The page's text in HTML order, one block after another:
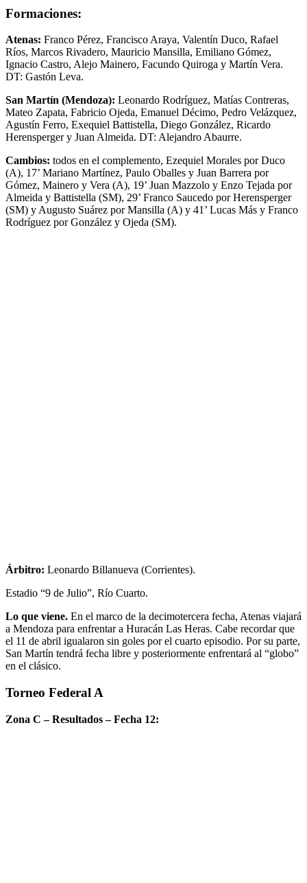
Formaciones:
Atenas: Franco Pérez, Francisco Araya, Valentín Duco, Rafael
Ríos, Marcos Rivadero, Mauricio Mansilla, Emiliano Gómez,
Ignacio Castro, Alejo Mainero, Facundo Quiroga y Martín Vera.
DT: Gastón Leva.
San Martín (Mendoza): Leonardo Rodríguez, Matías Contreras,
Mateo Zapata, Fabricio Ojeda, Emanuel Décimo, Pedro Velázquez,
Agustín Ferro, Exequiel Battistella, Diego González, Ricardo
Herensperger y Juan Almeida. DT: Alejandro Abaurre.
Cambios: todos en el complemento, Ezequiel Morales por Duco
(A), 17’ Mariano Martínez, Paulo Oballes y Juan Barrera por
Gómez, Mainero y Vera (A), 19’ Juan Mazzolo y Enzo Tejada por
Almeida y Battistella (SM), 29’ Franco Saucedo por Herensperger
(SM) y Augusto Suárez por Mansilla (A) y 41’ Lucas Más y Franco
Rodríguez por González y Ojeda (SM).
Árbitro: Leonardo Billanueva (Corrientes).
Estadio “9 de Julio”, Río Cuarto.
Lo que viene. En el marco de la decimotercera fecha, Atenas viajará
a Mendoza para enfrentar a Huracán Las Heras. Cabe recordar que
el 11 de abril igualaron sin goles por el cuarto episodio. Por su parte,
San Martín tendrá fecha libre y posteriormente enfrentará al “globo”
en el clásico.
Torneo Federal A
Zona C – Resultados – Fecha 12: